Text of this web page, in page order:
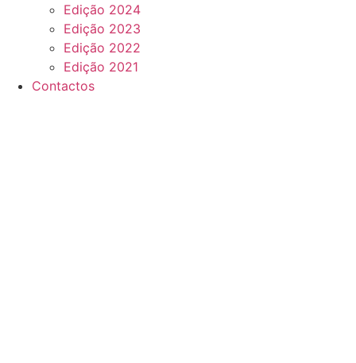
Edição 2024
Edição 2023
Edição 2022
Edição 2021
Contactos